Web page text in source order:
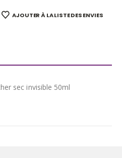
AJOUTER À LA LISTE DES ENVIES
sec invisible 50ml